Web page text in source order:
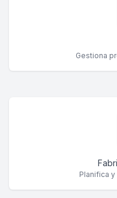
Gestiona
Planifica